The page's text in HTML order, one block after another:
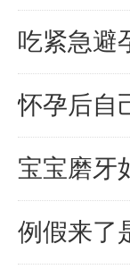
吃紧急避
怀孕后自
宝宝磨牙
例假来了